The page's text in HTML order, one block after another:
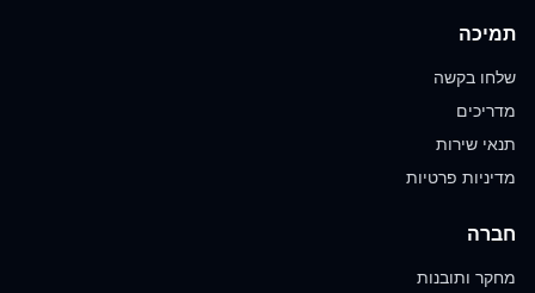
תמיכה
שלחו בקשה
מדריכים
תנאי שירות
מדיניות פרטיות
חברה
מחקר ותובנות